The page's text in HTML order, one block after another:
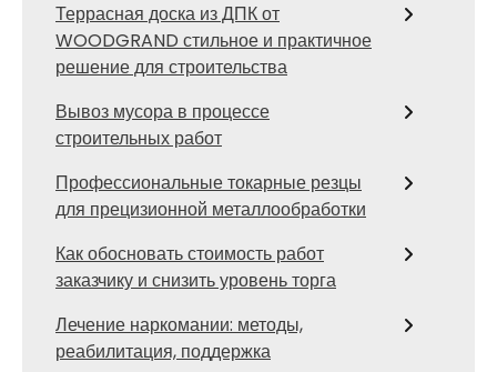
Террасная доска из ДПК от
WOODGRAND стильное и практичное
решение для строительства
Вывоз мусора в процессе
строительных работ
Профессиональные токарные резцы
для прецизионной металлообработки
Как обосновать стоимость работ
заказчику и снизить уровень торга
Лечение наркомании: методы,
реабилитация, поддержка